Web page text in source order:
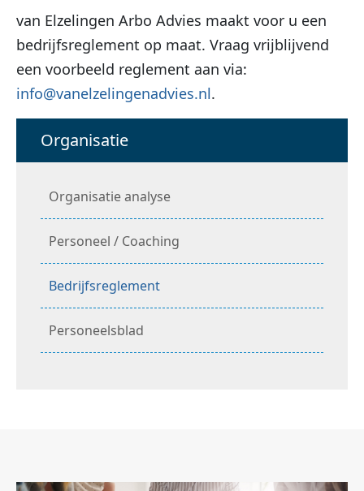
van Elzelingen Arbo Advies maakt voor u een
bedrijfsreglement op maat. Vraag vrijblijvend
een voorbeeld reglement aan via:
info@vanelzelingenadvies.nl.
Organisatie
Organisatie analyse
Personeel / Coaching
Bedrijfsreglement
Personeelsblad